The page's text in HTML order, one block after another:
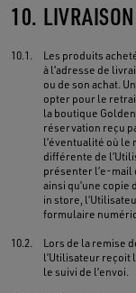
10.
10.1.
Les produits
à l’adresse de
ou de son achat.
opter pour le
la boutique
réservation reçu
l’éventualité où
différente de
présenter l’e-mail
ainsi qu’une copie
in store,
formulaire
10.2.
Lors de la remise
l’Utilisateur reçoit
le suivi de l’envoi.